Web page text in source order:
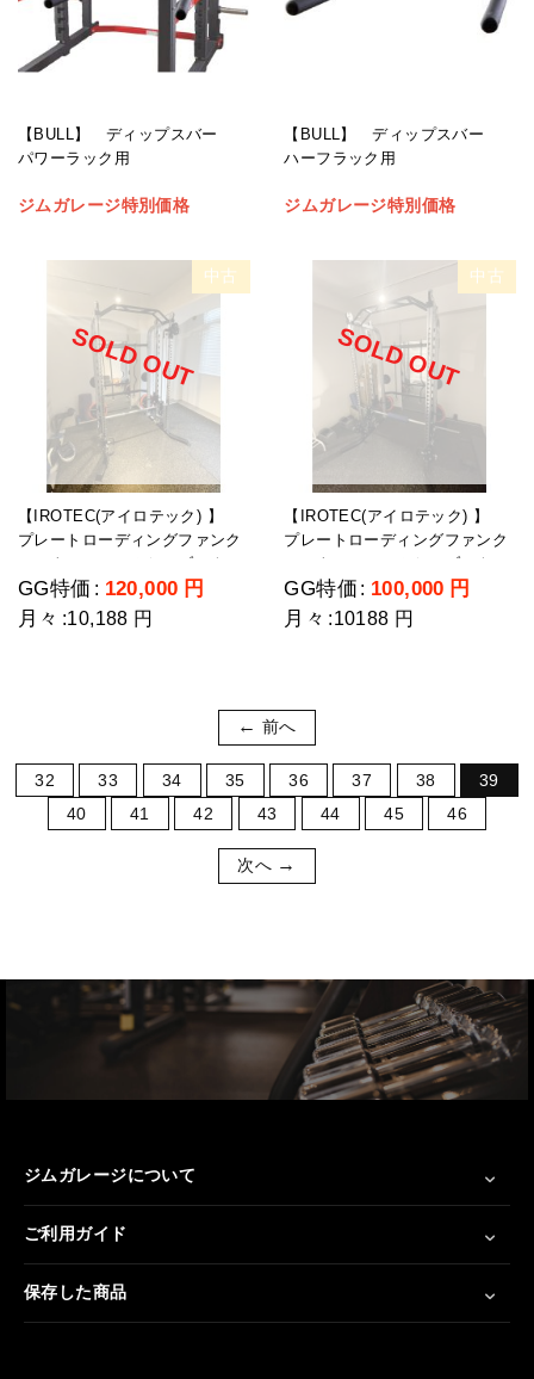
【BULL】 ディップスバー
パワーラック用
ジムガレージ特別価格
【BULL】 ディップスバー
ハーフラック用
ジムガレージ特別価格
中古
SOLD OUT
【IROTEC(アイロテック) 】
プレートローディングファンク
ショナルスミス＆ケーブルクロ
スマシン プレートシャフトセ
ット（中古）
GG特価 : 120,000 円
月々 :10,188 円
中古
SOLD OUT
【IROTEC(アイロテック) 】
プレートローディングファンク
ショナルスミス＆ケーブルクロ
スマシン プレートシャフトセ
ット（中古）
GG特価 : 100,000 円
月々 :10188 円
前へ
32 33 34 35 36 37 38
39
40
41 42 43 44 45 46
次へ
ジムガレージについて
ご利用ガイド
保存した商品